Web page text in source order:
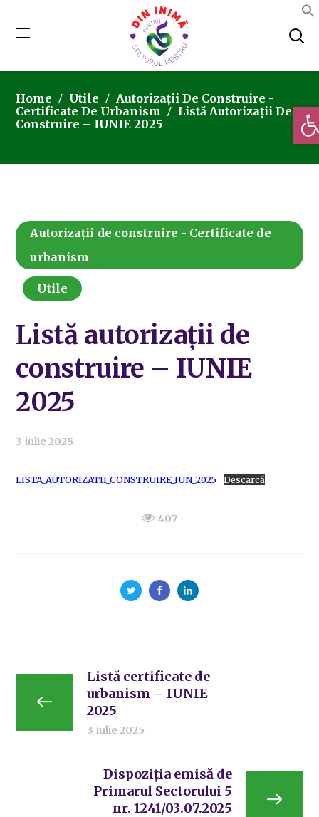
Home Utile
Autorizații De Construire -
Certificate De Urbanism
Listă Autorizații De
Construire – IUNIE 2025
Autorizații de construire - Certificate de
urbanism
Utile
Listă autorizații de
construire – IUNIE
2025
3 iulie 2025
LISTA_AUTORIZATII_CONSTRUIRE_IUN_2025 Descarcă
407
Listă certificate de
urbanism – IUNIE
2025
3 iulie 2025
Dispoziția emisă de
Primarul Sectorului 5
nr. 1241/03.07.2025